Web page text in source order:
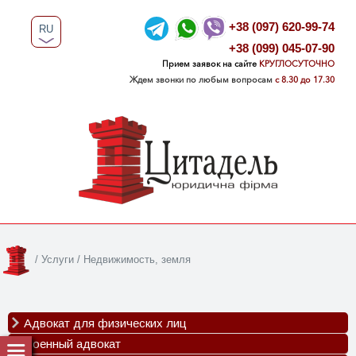
RU
+38 (097) 620-99-74
+38 (099) 045-07-90
Прием заявок на сайте КРУГЛОСУТОЧНО
Ждем звонки по любым вопросам с 8.30 до 17.30
/ Услуги / Недвижимость, земля
Адвокат для физических лиц
Семейные споры
Военный адвокат